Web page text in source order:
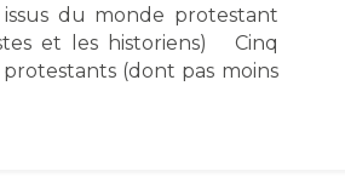
issus du monde protestant
et les historiens) Cinq
(dont pas moins